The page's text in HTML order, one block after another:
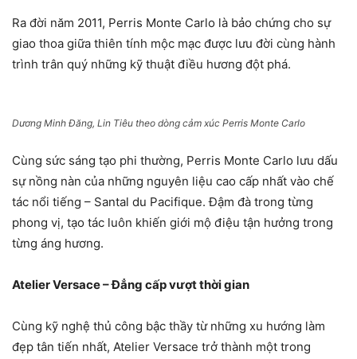
Ra đời năm 2011, Perris Monte Carlo là bảo chứng cho sự
giao thoa giữa thiên tính mộc mạc được lưu đời cùng hành
trình trân quý những kỹ thuật điều hương đột phá.
Dương Minh Đăng, Lin Tiêu theo dòng cảm xúc Perris Monte Carlo
Cùng sức sáng tạo phi thường, Perris Monte Carlo lưu dấu
sự nồng nàn của những nguyên liệu cao cấp nhất vào chế
tác nổi tiếng – Santal du Pacifique. Đậm đà trong từng
phong vị, tạo tác luôn khiến giới mộ điệu tận hưởng trong
từng áng hương.
Atelier Versace – Đẳng cấp vượt thời gian
Cùng kỹ nghệ thủ công bậc thầy từ những xu hướng làm
đẹp tân tiến nhất, Atelier Versace trở thành một trong